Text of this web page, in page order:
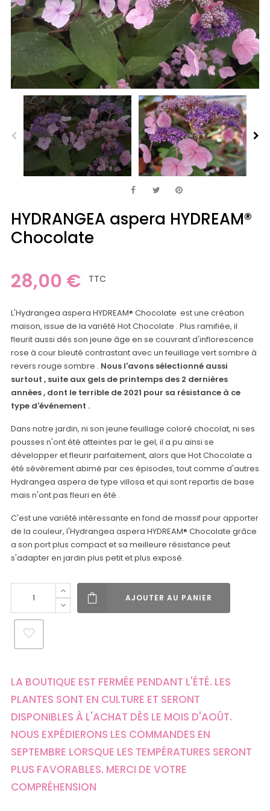
HYDRANGEA aspera HYDREAM®
Chocolate
28,00 € TTC
L'Hydrangea aspera HYDREAM® Chocolate est une création
maison, issue de la variété Hot Chocolate . Plus ramifiée, il
fleurit aussi dés son jeune âge en se couvrant d'inflorescence
rose à cour bleuté contrastant avec un feuillage vert sombre à
revers rouge sombre . Nous l'avons sélectionné aussi
surtout , suite aux gels de printemps des 2 dernières
années , dont le terrible de 2021 pour sa résistance à ce
type d'événement .
Dans notre jardin, ni son jeune feuillage coloré chocolat, ni ses
pousses n'ont été atteintes par le gel, il a pu ainsi se
développer et fleurir parfaitement, alors que Hot Chocolate a
été sévèrement abimé par ces épisodes, tout comme d'autres
Hydrangea aspera de type villosa et qui sont repartis de base
mais n'ont pas fleuri en été .
C'est une variété intéressante en fond de massif pour apporter
de la couleur, l'Hydrangea aspera HYDREAM® Chocolate grâce
a son port plus compact et sa meilleure résistance peut
s'adapter en jardin plus petit et plus exposé.
AJOUTER AU PANIER
LA BOUTIQUE EST FERMÉE PENDANT L'ÉTÉ. LES
PLANTES SONT EN CULTURE ET SERONT
DISPONIBLES À L'ACHAT DÈS LE MOIS D'AOÛT.
NOUS EXPÉDIERONS LES COMMANDES EN
SEPTEMBRE LORSQUE LES TEMPÉRATURES SERONT
PLUS FAVORABLES. MERCI DE VOTRE
COMPRÉHENSION